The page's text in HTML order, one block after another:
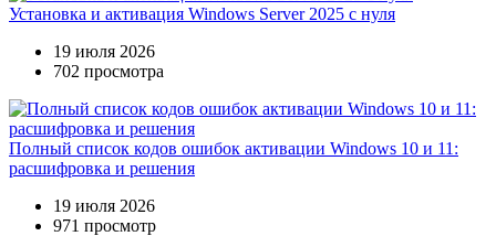
Установка и активация Windows Server 2025 с нуля
19 июля 2026
702 просмотра
Полный список кодов ошибок активации Windows 10 и 11:
расшифровка и решения
19 июля 2026
971 просмотр